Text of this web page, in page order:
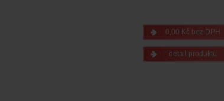
0,00 Kč bez DPH
detail produktu